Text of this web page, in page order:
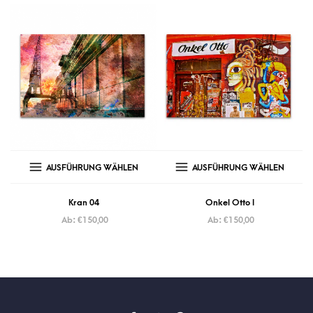
AUSFÜHRUNG WÄHLEN
Kran 04
Ab: €150,00
AUSFÜHRUNG WÄHLEN
Onkel Otto I
Ab: €150,00